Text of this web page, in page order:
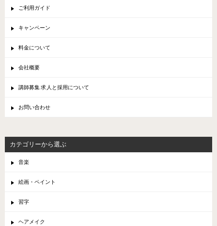
ご利用ガイド
キャンペーン
料金について
会社概要
講師募集 求人と採用について
お問い合わせ
カテゴリーから選ぶ
音楽
絵画・ペイント
習字
ヘアメイク